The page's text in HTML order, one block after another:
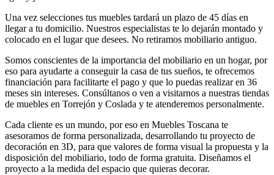
Una vez selecciones tus muebles tardará un plazo de 45 días en
llegar a tu domicilio. Nuestros especialistas te lo dejarán montado y
colocado en el lugar que desees. No retiramos mobiliario antiguo.
Somos conscientes de la importancia del mobiliario en un hogar, por
eso para ayudarte a conseguir la casa de tus sueños, te ofrecemos
financiación para facilitarte el pago y que lo puedas realizar en 36
meses sin intereses. Consúltanos o ven a visitarnos a nuestras tiendas
de muebles en Torrejón y Coslada y te atenderemos personalmente.
Cada cliente es un mundo, por eso en Muebles Toscana te
asesoramos de forma personalizada, desarrollando tu proyecto de
decoración en 3D, para que valores de forma visual la propuesta y la
disposición del mobiliario, todo de forma gratuita. Diseñamos el
proyecto a la medida del espacio que quieras decorar.